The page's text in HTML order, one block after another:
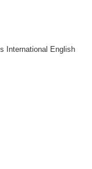
International English